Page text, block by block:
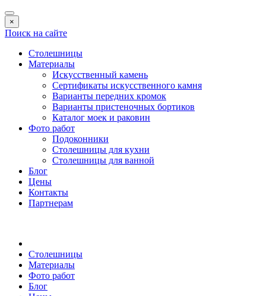
×
Поиск на сайте
Столешницы
Материалы
Искусственный камень
Сертификаты искусственного камня
Варианты передних кромок
Варианты пристеночных бортиков
Каталог моек и раковин
Фото работ
Подоконники
Столешницы для кухни
Столешницы для ванной
Блог
Цены
Контакты
Партнерам
Столешницы
Материалы
Фото работ
Блог